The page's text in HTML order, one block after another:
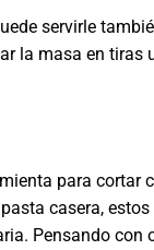
servirle
la masa en tiras
para cortar
casera,
Pensando con